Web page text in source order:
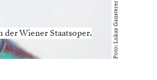
der Wiener Staatsoper. Foto: Lukas Gansterer